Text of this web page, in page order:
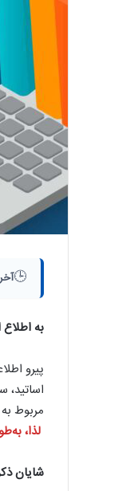
🕒
به
پیرو
مربوط
لذا، به‌طور
شایان